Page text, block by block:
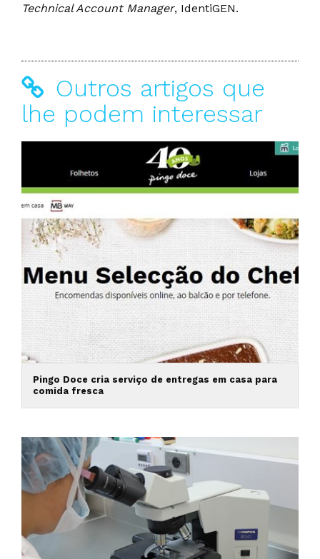
Technical Account Manager, IdentiGEN.
Outros artigos que
lhe podem interessar
Pingo Doce cria serviço de entregas em casa para
comida fresca